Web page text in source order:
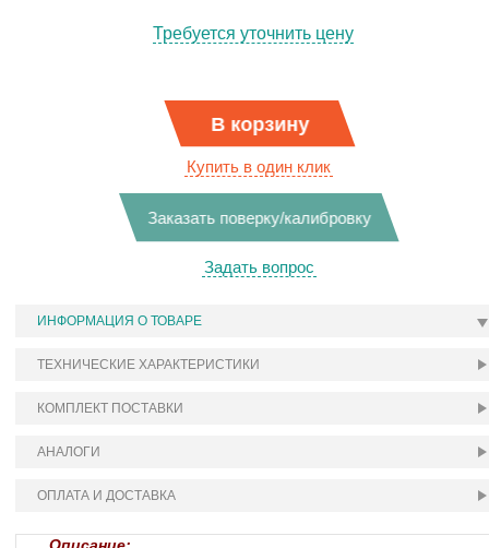
Требуется уточнить цену
В корзину
Купить в один клик
Заказать поверку/калибровку
Задать вопрос
ИНФОРМАЦИЯ О ТОВАРЕ
ТЕХНИЧЕСКИЕ ХАРАКТЕРИСТИКИ
КОМПЛЕКТ ПОСТАВКИ
АНАЛОГИ
ОПЛАТА И ДОСТАВКА